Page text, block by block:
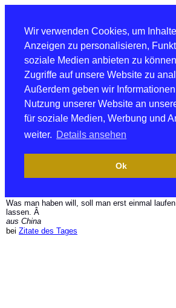
Wir verwenden Cookies, um
Anzeigen zu personalisieren,
soziale Medien anbieten zu
Zugriffe auf unsere Website zu
Außerdem geben wir
Nutzung unserer Website an
für soziale Medien, Werbung und
weiter. Details ansehen
Ok
Was man haben will, soll man erst einmal laufen
lassen. Â
aus China
bei Zitate des Tages